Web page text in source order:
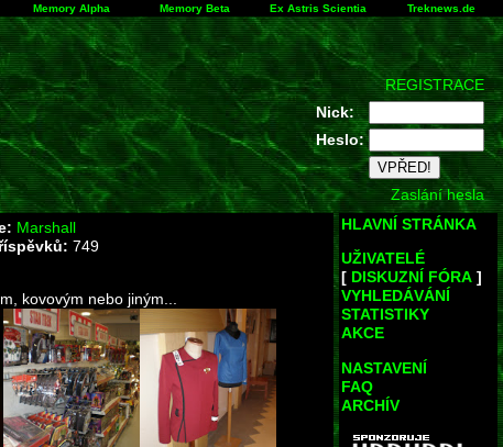
Memory Alpha Memory Beta Ex Astris Scientia Treknews.de
REGISTRACE
Nick:
Heslo:
Zaslání hesla
Marshall
749
kovovým nebo jiným...
HLAVNÍ STRÁNKA
UŽIVATELÉ
[ DISKUZNÍ FÓRA ]
VYHLEDÁVÁNÍ
STATISTIKY
AKCE
NASTAVENÍ
FAQ
ARCHÍV